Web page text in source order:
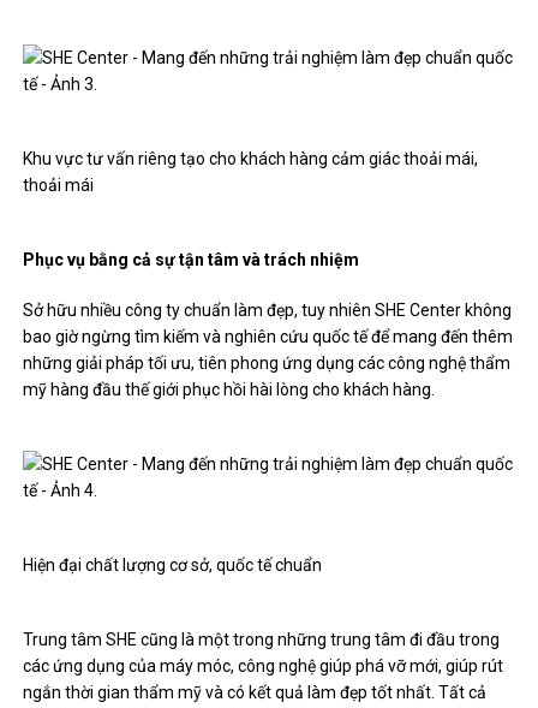
Khu vực tư vấn riêng tạo cho khách hàng cảm giác thoải mái,
thoải mái
Phục vụ bằng cả sự tận tâm và trách nhiệm
Sở hữu nhiều công ty chuẩn làm đẹp, tuy nhiên SHE Center không
bao giờ ngừng tìm kiếm và nghiên cứu quốc tế để mang đến thêm
những giải pháp tối ưu, tiên phong ứng dụng các công nghệ thẩm
mỹ hàng đầu thế giới phục hồi hài lòng cho khách hàng.
Hiện đại chất lượng cơ sở, quốc tế chuẩn
Trung tâm SHE cũng là một trong những trung tâm đi đầu trong
các ứng dụng của máy móc, công nghệ giúp phá vỡ mới, giúp rút
ngắn thời gian thẩm mỹ và có kết quả làm đẹp tốt nhất. Tất cả